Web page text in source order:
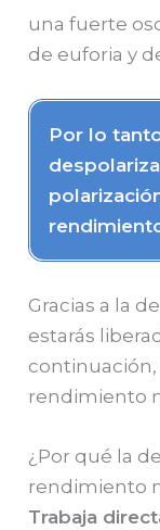
una fuerte
de euforia y
Por lo
Gracias a la
estarás
rendimiento
¿Por qué la
rendimiento
Trabaja